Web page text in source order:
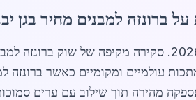
ברונזה למבנים מחיר בגן
מהירה תוך שילוב עם ערים